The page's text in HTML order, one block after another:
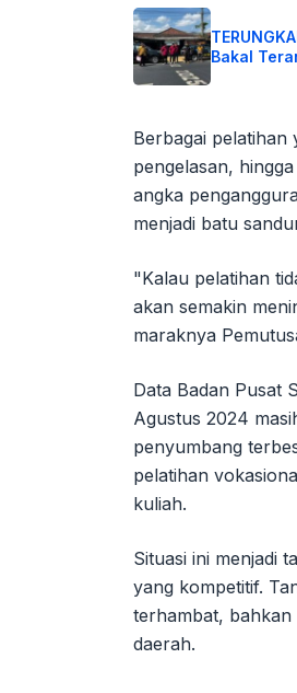
Bakal
Berbagai
pengelasan,
angka
menjadi batu
"Kalau pelatihan
akan semakin
maraknya
Data Badan Pusat
Agustus 2024
penyumbang
pelatihan
kuliah.
Situasi ini menjadi
yang kompetitif.
terhambat, bahkan
daerah.